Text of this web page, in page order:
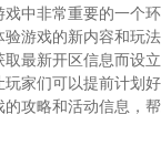
中非常重要的一个
游戏的新内容和玩
最新开区信息而设
家们可以提前计划
攻略和活动信息，